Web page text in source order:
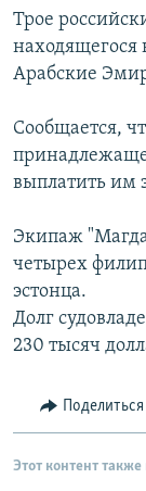
Вернутся
поиску
СЕВЕР.РЕАЛИИ
РАСПИСАНИЕ
СОЦИАЛЬНЫЕ СЕТИ
Трое
Арабские
Сообщается,
выплатить им
Экипаж
четырех
эстонца.
Долг
230 тысяч
Поделиться
Этот контент также